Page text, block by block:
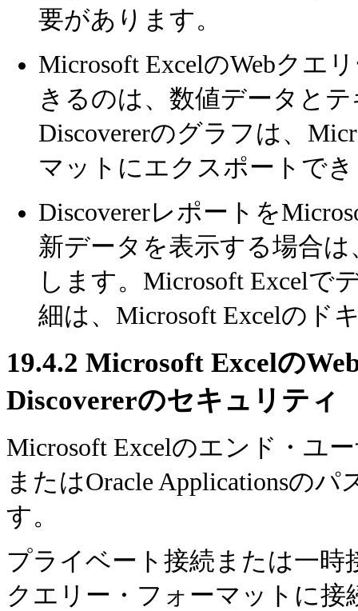
要があります。
Microsoft ExcelのWebクエ
きるのは、数値データと
Discovererのグラフは、
マットにエクスポートで
Discovererレポートを
新データを表示する場合
します。Microsoft Excelで
細は、Microsoft Excelのド
19.4.2 Microsoft Excelの
Discovererのセキュリティ
Microsoft Excelのエンド・ユ
またはOracle Applicationsの
す。
プライベート接続または一時
クエリー・フォーマットに接